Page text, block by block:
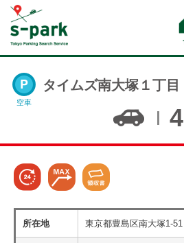
空車
タイムズ南大塚１丁目
4
所在地 東京都豊島区南大塚1-51